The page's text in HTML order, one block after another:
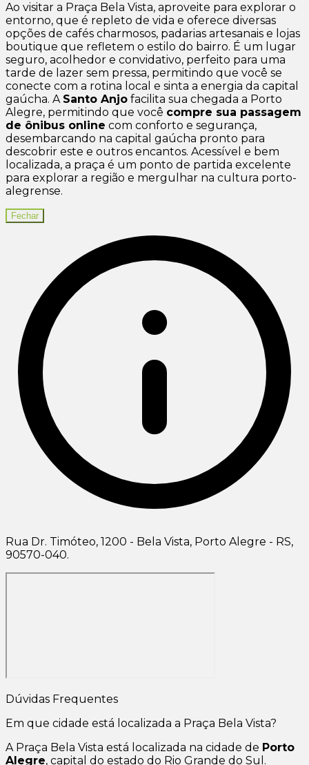
Ao visitar a Praça Bela Vista, aproveite para explorar o
entorno, que é repleto de vida e oferece diversas
opções de cafés charmosos, padarias artesanais e lojas
boutique que refletem o estilo do bairro. É um lugar
seguro, acolhedor e convidativo, perfeito para uma
tarde de lazer sem pressa, permitindo que você se
conecte com a rotina local e sinta a energia da capital
gaúcha. A Santo Anjo facilita sua chegada a Porto
Alegre, permitindo que você compre sua passagem
de ônibus online com conforto e segurança,
desembarcando na capital gaúcha pronto para
descobrir este e outros encantos. Acessível e bem
localizada, a praça é um ponto de partida excelente
para explorar a região e mergulhar na cultura porto-
alegrense.
Fechar
Rua Dr. Timóteo, 1200 - Bela Vista, Porto Alegre - RS,
90570-040.
Dúvidas Frequentes
Em que cidade está localizada a Praça Bela Vista?
A Praça Bela Vista está localizada na cidade de Porto
Alegre, capital do estado do Rio Grande do Sul.